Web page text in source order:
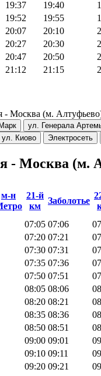
19:37 19:40
19:52 19:55
20:07 20:10
20:27 20:30
20:47 20:50
21:12 21:15
- Москва (м.
ул. Генерала
ул. Киово Электросеть
- Москва (м.
м-н
21-й
км
Заболотье
07:05 07:06
07:20 07:21
07:30 07:31
07:35 07:36
07:50 07:51
08:05 08:06
08:20 08:21
08:35 08:36
08:50 08:51
09:00 09:01
09:10 09:11
09:20 09:21